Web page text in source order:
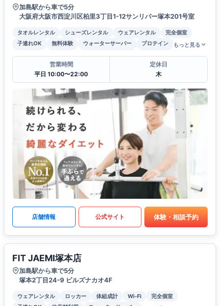
加島駅から車で5分
大阪府大阪市西淀川区柏里3丁目1-12サンリバー塚本201号室
タオルレンタル シューズレンタル ウェアレンタル
完全個室
子連れOK
無料体験 ウォーターサーバー プロテイン もっと見る
営業時間
平日 10:00〜22:00
定休日
木
店舗情報 公式サイト 体験・相談予約
FIT JAEMI塚本店
加島駅から車で5分
塚本2丁目24-9 ビルズナカオ4F
ウェアレンタル ロッカー 体組成計 Wi-Fi
完全個室